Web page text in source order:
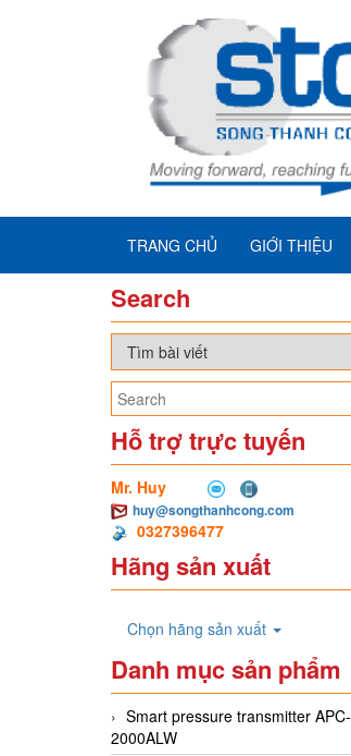
TRANG CHỦ GIỚI THIỆU
Search
Hỗ trợ trực tuyến
Mr. Huy
huy@songthanhcong.com
0327396477
Hãng sản xuất
Chọn hãng sản xuất
Danh mục sản phẩm
Smart pressure transmitter APC-
2000ALW